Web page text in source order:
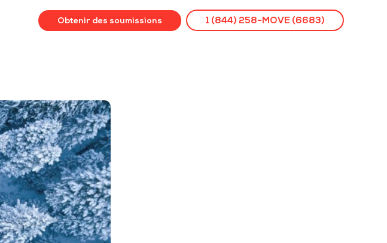
Obtenir des soumissions 1 (844) 258-MOVE (6683)